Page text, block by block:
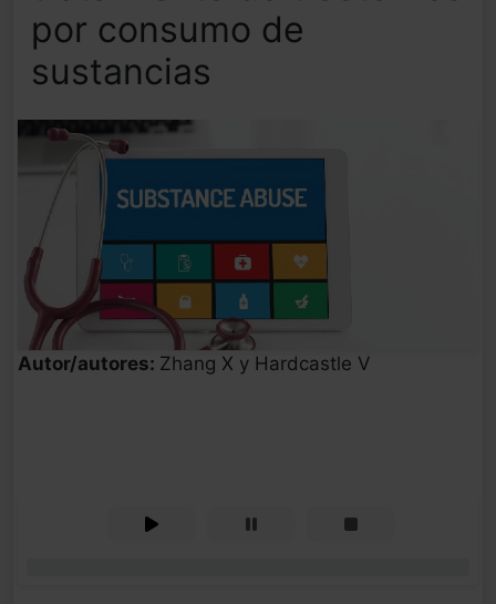
por consumo de
sustancias
Autor/autores: Zhang X y Hardcastle V